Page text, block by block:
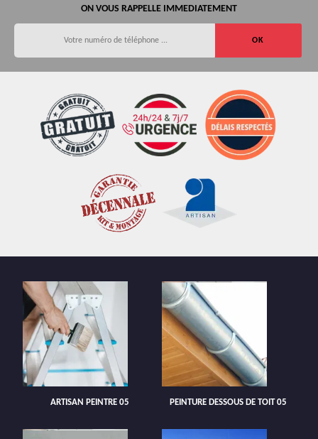
ON VOUS RAPPELLE IMMEDIATEMENT
ARTISAN PEINTRE 05 PEINTURE DESSOUS DE TOIT 05